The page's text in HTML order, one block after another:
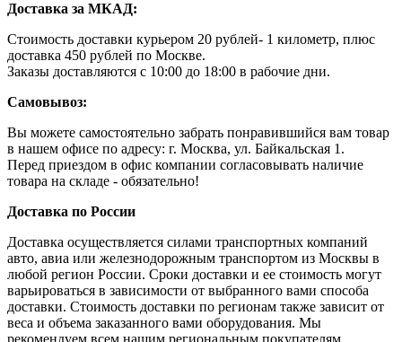
Доставка за МКАД:
Стоимость доставки курьером 20 рублей- 1 километр, плюс
доставка 450 рублей по Москве.
Заказы доставляются с 10:00 до 18:00 в рабочие дни.
Самовывоз:
Вы можете самостоятельно забрать понравившийся вам товар
в нашем офисе по адресу: г. Москва, ул. Байкальская 1.
Перед приездом в офис компании согласовывать наличие
товара на складе - обязательно!
Доставка по России
Доставка осуществляется силами транспортных компаний
авто, авиа или железнодорожным транспортом из Москвы в
любой регион России. Сроки доставки и ее стоимость могут
варьироваться в зависимости от выбранного вами способа
доставки. Стоимость доставки по регионам также зависит от
веса и объема заказанного вами оборудования. Мы